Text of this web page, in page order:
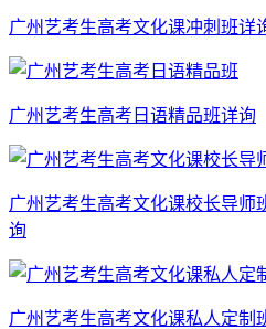
广州艺考生高考文化课冲刺班详
广州艺考生高考日语精品班详询
广州艺考生高考文化课校长导师
询
广州艺考生高考文化课私人定制